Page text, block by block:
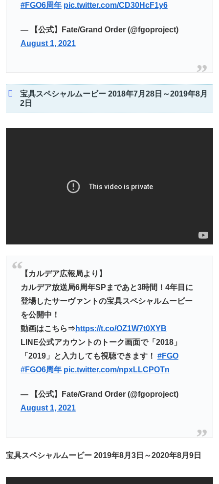
#FGO6周年 pic.twitter.com/CD30HcF1y6
— 【公式】Fate/Grand Order (@fgoproject)
August 1, 2021
宝具スペシャルムービー 2018年7月28日～2019年8月
2日
【カルデア広報局より】
カルデア放送局6周年SPまであと3時間！4年目に
登場したサーヴァントの宝具スペシャルムービー
を公開中！
動画はこちら⇒ https://t.co/OZ1W7t0XYB
LINE公式アカウントのトーク画面で「2018」
「2019」と入力しても視聴できます！ #FGO
#FGO6周年 pic.twitter.com/npxLLCPOTn
— 【公式】Fate/Grand Order (@fgoproject)
August 1, 2021
宝具スペシャルムービー 2019年8月3日～2020年8月9日